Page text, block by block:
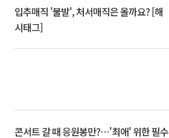
입추매직 '불발', 처서매직은 올까요? [해
시태그]
콘서트 갈 때 응원봉만?⋯'최애' 위한 필수